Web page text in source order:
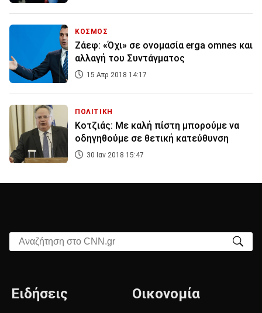
ΚΟΣΜΟΣ
Ζάεφ: «Όχι» σε ονομασία erga omnes και
αλλαγή του Συντάγματος
15 Απρ 2018 14:17
ΠΟΛΙΤΙΚΗ
Κοτζιάς: Με καλή πίστη μπορούμε να
οδηγηθούμε σε θετική κατεύθυνση
30 Ιαν 2018 15:47
Αναζήτηση στο CNN.gr
Ειδήσεις Οικονομία